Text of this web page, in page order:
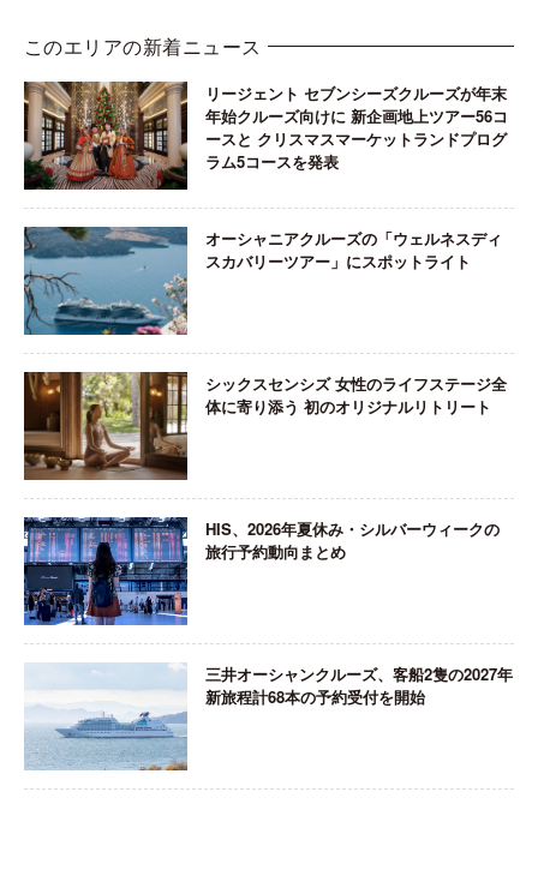
このエリアの新着ニュース
リージェント セブンシーズクルーズが年末
年始クルーズ向けに 新企画地上ツアー56コ
ースと クリスマスマーケットランドプログ
ラム5コースを発表
オーシャニアクルーズの「ウェルネスディ
スカバリーツアー」にスポットライト
シックスセンシズ 女性のライフステージ全
体に寄り添う 初のオリジナルリトリート
HIS、2026年夏休み・シルバーウィークの
旅行予約動向まとめ
三井オーシャンクルーズ、客船2隻の2027年
新旅程計68本の予約受付を開始